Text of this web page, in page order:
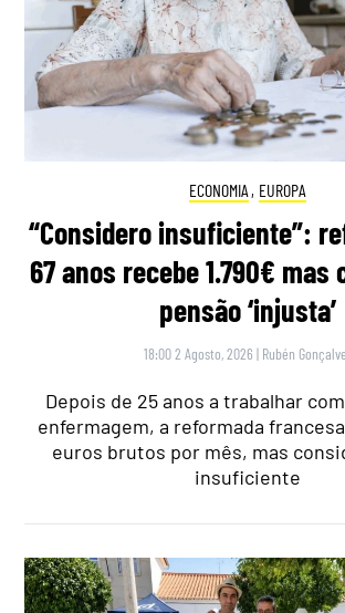
ECONOMIA , EUROPA
“Considero insuficiente”:
67 anos recebe 1.790€ mas
pensão ‘injusta’
18:00 2 Agosto, 2026 | Rubén
Depois de 25 anos a trabalhar
enfermagem, a reformada
euros brutos por mês, mas
insuficiente